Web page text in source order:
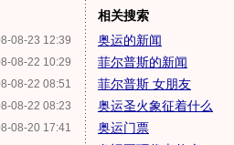
08-23 12:39
08-22 10:29
08-22 08:51
08-22 08:23
08-20 17:41
相关搜索
奥运的新闻
菲尔普斯的新闻
菲尔普斯 女朋友
奥运圣火象征着什么
奥运门票